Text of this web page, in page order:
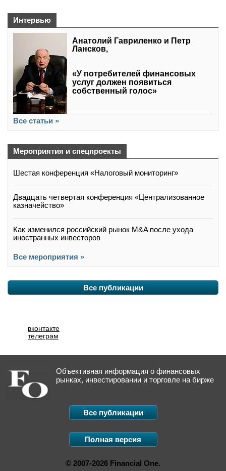
Интервью
Анатолий Гавриленко и Петр
Лансков,
«У потребителей финансовых
услуг должен появиться
собственный голос»
Все статьи »
Мероприятия и спецпроекты
Шестая конференция «Налоговый мониторинг»
Двадцать четвертая конференция «Централизованное
казначейство»
Как изменился российский рынок M&A после ухода
иностранных инвесторов
Все мероприятия »
Все публикации
вконтакте
телеграм
Объективная информация о финансовых
рынках, инвестировании и торговле на бирже
Все публикации
Полная версия
© 2007-2026 Financial One.